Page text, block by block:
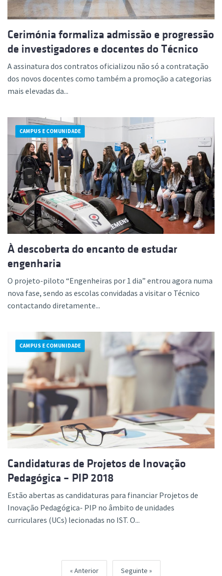
Cerimónia formaliza admissão e progressão
de investigadores e docentes do Técnico
A assinatura dos contratos oficializou não só a contratação
dos novos docentes como também a promoção a categorias
mais elevadas da...
CAMPUS E COMUNIDADE
À descoberta do encanto de estudar
engenharia
O projeto-piloto “Engenheiras por 1 dia” entrou agora numa
nova fase, sendo as escolas convidadas a visitar o Técnico
contactando diretamente...
CAMPUS E COMUNIDADE
Candidaturas de Projetos de Inovação
Pedagógica – PIP 2018
Estão abertas as candidaturas para financiar Projetos de
Inovação Pedagógica- PIP no âmbito de unidades
curriculares (UCs) lecionadas no IST. O...
Anterior Seguinte